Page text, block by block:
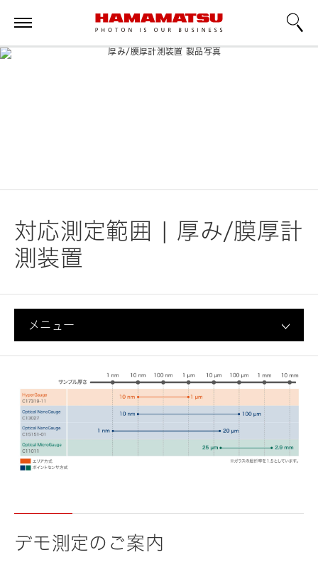
対応測定範囲 | 厚み/膜厚計
測装置
メニュー
デモ測定のご案内